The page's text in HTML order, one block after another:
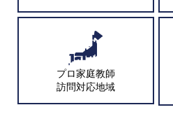
プロ家庭教師
訪問対応地域